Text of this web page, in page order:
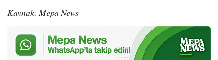
Kaynak: Mepa News